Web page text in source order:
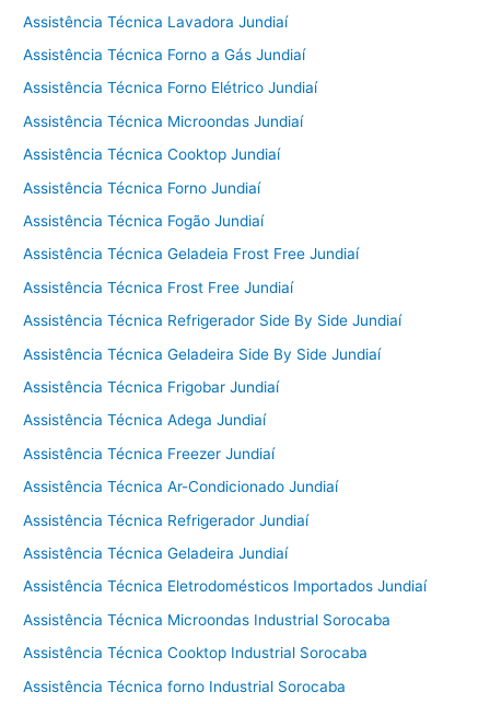
Assistência Técnica Lavadora Jundiaí
Assistência Técnica Forno a Gás Jundiaí
Assistência Técnica Forno Elétrico Jundiaí
Assistência Técnica Microondas Jundiaí
Assistência Técnica Cooktop Jundiaí
Assistência Técnica Forno Jundiaí
Assistência Técnica Fogão Jundiaí
Assistência Técnica Geladeia Frost Free Jundiaí
Assistência Técnica Frost Free Jundiaí
Assistência Técnica Refrigerador Side By Side Jundiaí
Assistência Técnica Geladeira Side By Side Jundiaí
Assistência Técnica Frigobar Jundiaí
Assistência Técnica Adega Jundiaí
Assistência Técnica Freezer Jundiaí
Assistência Técnica Ar-Condicionado Jundiaí
Assistência Técnica Refrigerador Jundiaí
Assistência Técnica Geladeira Jundiaí
Assistência Técnica Eletrodomésticos Importados Jundiaí
Assistência Técnica Microondas Industrial Sorocaba
Assistência Técnica Cooktop Industrial Sorocaba
Assistência Técnica forno Industrial Sorocaba